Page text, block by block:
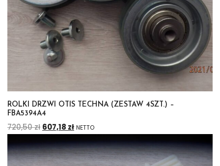
ROLKI DRZWI OTIS TECHNA (ZESTAW 4SZT.) –
FBA5394A4
720,50zł 607,18 zł NETTO